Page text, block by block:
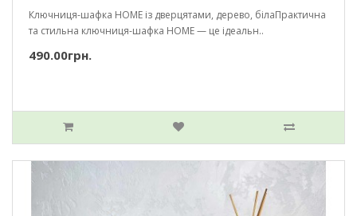
Ключниця-шафка HOME із дверцятами, дерево, білаПрактична
та стильна ключниця-шафка HOME — це ідеальн..
490.00грн.